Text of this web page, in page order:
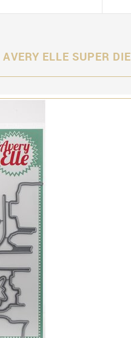
AVERY ELLE SUPER DIE